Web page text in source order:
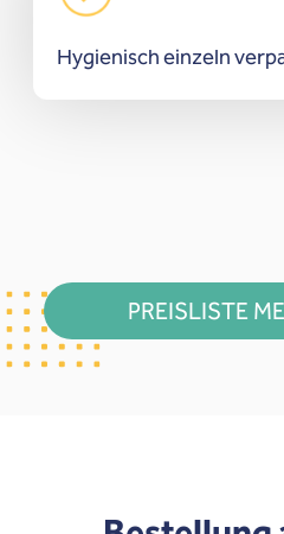
Hygienisch einzeln
PREISLISTE